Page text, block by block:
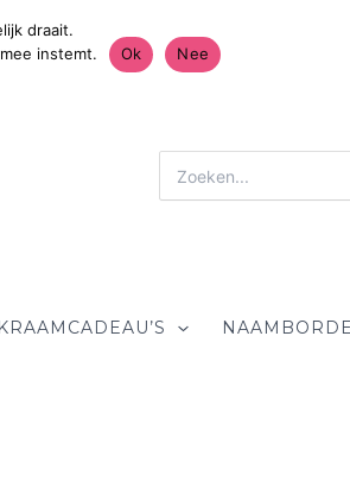
Gratis Verzending in
naar:
KRAAMCADEAU’S
draait.
instemt.
Ok Nee